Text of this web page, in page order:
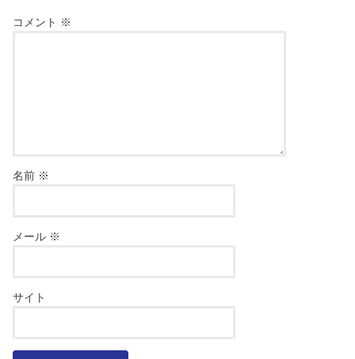
コメント ※
名前 ※
メール ※
サイト